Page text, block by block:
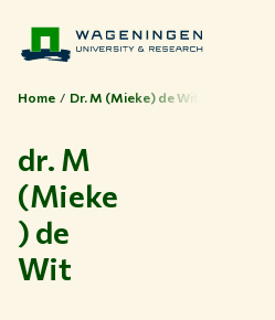
Thema's
Studeren bij WUR
Samenwerken met WUR
Home Dr. M (Mieke) de Wit
dr. M
(Mieke
) de
Wit